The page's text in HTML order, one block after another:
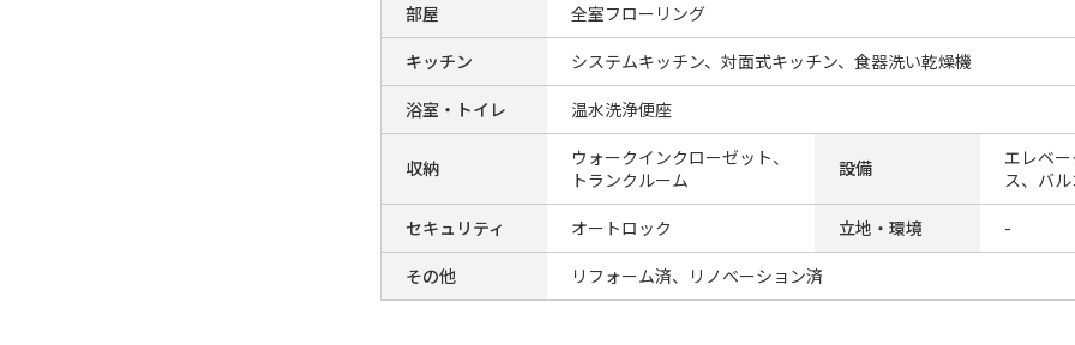
部屋
全室フローリング
キッチン
システムキッチン、対面式キッチン、食器洗い乾燥機
浴室・トイレ
温水洗浄便座
収納
ウォークインクローゼット、
トランクルーム
設備
エレベ
ス、バ
セキュリティ
オートロック 立地・環境
-
その他
リフォーム済、リノベーション済